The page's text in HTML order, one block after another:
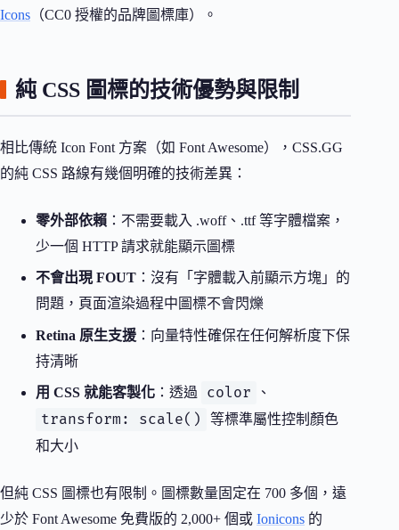
Icons （CC0 授權的品牌圖標庫）。
純 CSS 圖標的技術優勢與限制
相比傳統 Icon Font 方案（如 Font Awesome），CSS.GG
的純 CSS 路線有幾個明確的技術差異：
零外部依賴 ：不需要載入 .woff、.ttf 等字體檔案，
少一個 HTTP 請求就能顯示圖標
不會出現 FOUT ：沒有「字體載入前顯示方塊」的
問題，頁面渲染過程中圖標不會閃爍
Retina 原生支援 ：向量特性確保在任何解析度下保
持清晰
用 CSS 就能客製化 ：透過 color 、
transform: scale()
等標準屬性控制顏色
和大小
但純 CSS 圖標也有限制。圖標數量固定在 700 多個，遠
少於 Font Awesome 免費版的 2,000+ 個或 Ionicons 的